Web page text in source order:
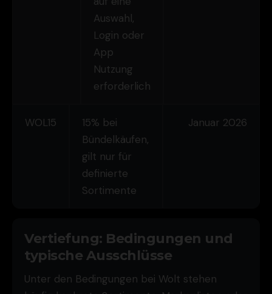
Auswahl,
Login oder
App
Nutzung
erforderlich
WOL15
15% bei
Bündelkäufen,
gilt nur für
definierte
Sortimente
Januar 2026
Vertiefung: Bedingungen und
typische Ausschlüsse
Unter den Bedingungen bei Wolt stehen